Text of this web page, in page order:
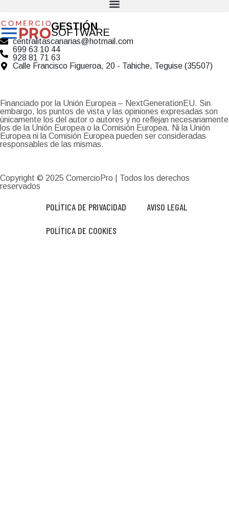
GESTIÓN
SOFTWARE
centralitascanarias@hotmail.com
699 63 10 44
928 81 71 63
Calle Francisco Figueroa, 20 - Tahiche, Teguise (35507)
Financiado por la Unión Europea – NextGenerationEU. Sin
embargo, los puntos de vista y las opiniones expresadas son
únicamente los del autor o autores y no reflejan necesariamente
los de la Unión Europea o la Comisión Europea. Ni la Unión
Europea ni la Comisión Europea pueden ser consideradas
responsables de las mismas.
Copyright © 2025 ComercioPro | Todos los derechos
reservados
POLÍTICA DE PRIVACIDAD AVISO LEGAL
POLÍTICA DE COOKIES